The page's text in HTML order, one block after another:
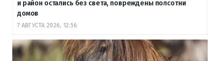
и район остались без света, повреждены полсотни
домов
7 АВГУСТА 2026, 12:56